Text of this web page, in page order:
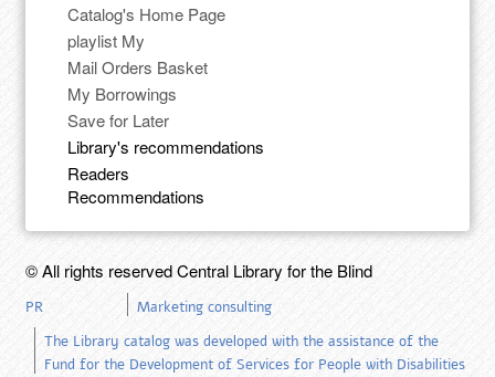
Catalog's Home Page
playlist My
Mail Orders Basket
My Borrowings
Save for Later
Library's recommendations
Readers
Recommendations
© All rights reserved Central Library for the Blind
PR
Marketing consulting
The Library catalog was developed with the assistance of the
Fund for the Development of Services for People with Disabilities